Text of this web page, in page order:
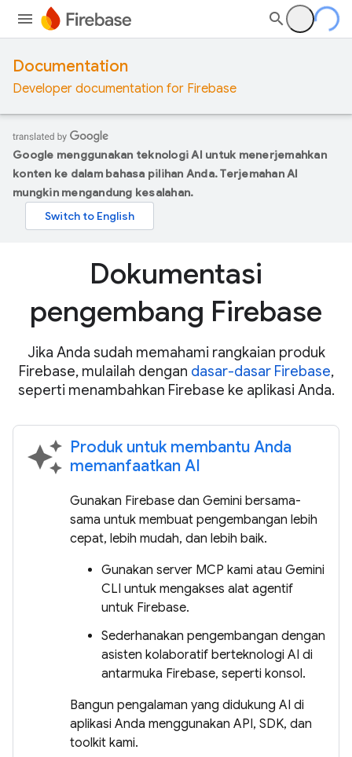
Documentation
Developer documentation for Firebase
Google menggunakan teknologi AI untuk menerjemahkan
konten ke dalam bahasa pilihan Anda. Terjemahan AI
mungkin mengandung kesalahan.
Dokumentasi
pengembang Firebase
Jika Anda sudah memahami rangkaian produk
Firebase, mulailah dengan dasar-dasar Firebase,
seperti menambahkan Firebase ke aplikasi Anda.
auto_awesome Produk untuk membantu Anda
memanfaatkan AI
Gunakan Firebase dan Gemini bersama-
sama untuk membuat pengembangan lebih
cepat, lebih mudah, dan lebih baik.
Gunakan server MCP kami atau Gemini
CLI untuk mengakses alat agentif
untuk Firebase.
Sederhanakan pengembangan dengan
asisten kolaboratif berteknologi AI di
antarmuka Firebase, seperti konsol.
Bangun pengalaman yang didukung AI di
aplikasi Anda menggunakan API, SDK, dan
toolkit kami.